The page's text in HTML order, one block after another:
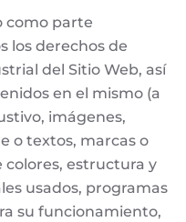
como parte
los derechos de
del Sitio Web, así
en el mismo (a
imágenes,
o textos, marcas o
colores, estructura y
usados, programas
su funcionamiento,